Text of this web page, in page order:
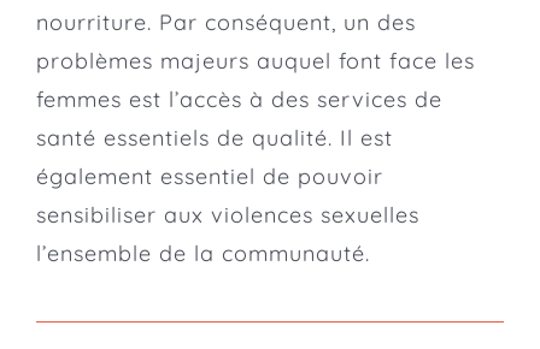
nourriture. Par conséquent, un des
problèmes majeurs auquel font face les
femmes est l’accès à des services de
santé essentiels de qualité. Il est
également essentiel de pouvoir
sensibiliser aux violences sexuelles
l’ensemble de la communauté.